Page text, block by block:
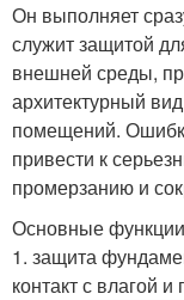
Он выполняет
служит защитой
внешней среды,
архитектурный
помещений.
привести к
промерзанию и
Основные
1. защита
контакт с влагой и